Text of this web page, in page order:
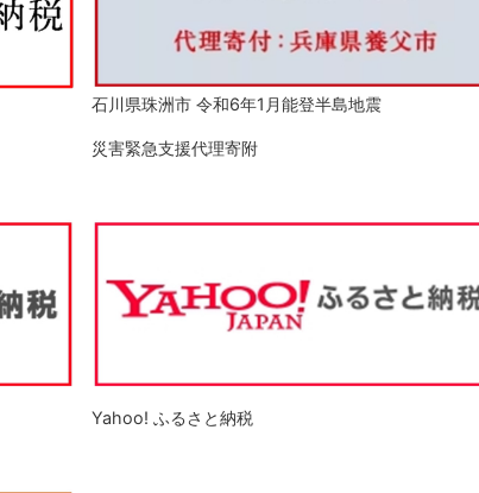
石川県珠洲市 令和6年1月能登半島地震
災害緊急支援代理寄附
Yahoo! ふるさと納税